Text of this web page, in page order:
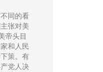
同的看
张对美
帝头目
和人民
策。有
党人决